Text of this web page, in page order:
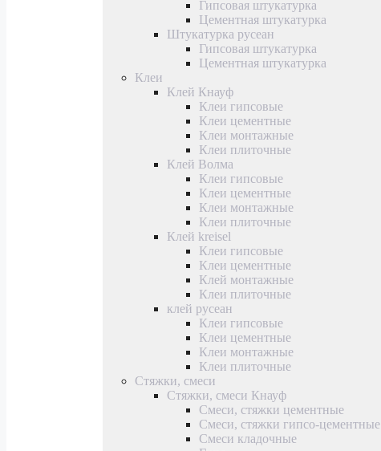
Гипсовая штукатурка
Цементная штукатурка
Штукатурка русеан
Гипсовая штукатурка
Цементная штукатурка
Клеи
Клей Кнауф
Клеи гипсовые
Клеи цементные
Клеи монтажные
Клеи плиточные
Клей Волма
Клеи гипсовые
Клеи цементные
Клеи монтажные
Клеи плиточные
Клей kreisel
Клеи гипсовые
Клеи цементные
Клей монтажные
Клеи плиточные
клей русеан
Клеи гипсовые
Клеи цементные
Клеи монтажные
Клеи плиточные
Стяжки, смеси
Стяжки, смеси Кнауф
Смеси, стяжки цементные
Смеси, стяжки гипсо-цементные
Смеси кладочные